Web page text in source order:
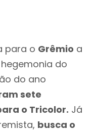
para o Grêmio a
do
do ano
sete
o Tricolor. Já
busca o